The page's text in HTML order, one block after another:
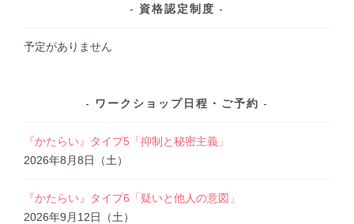
資格認定制度
予定がありません
ワークショップ日程・ご予約
『かたらい』タイプ5「抑制と秘密主義」
2026年8月8日（土）
『かたらい』タイプ6「疑いと他人の意図」
2026年9月12日（土）